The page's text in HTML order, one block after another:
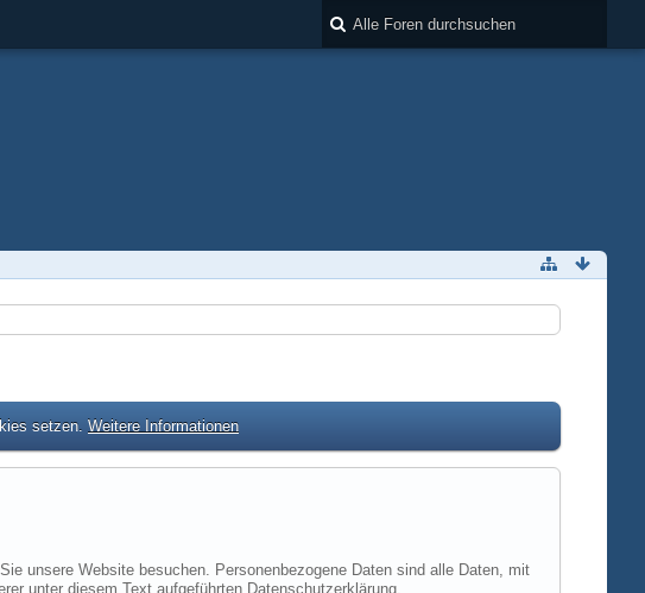
setzen. Weitere Informationen
unsere Website besuchen. Personenbezogene Daten sind alle Daten, mit
unter diesem Text aufgeführten Datenschutzerklärung.